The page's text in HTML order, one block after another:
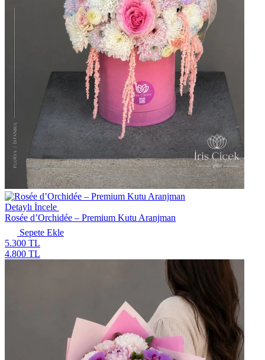
Detaylı İncele
Rosée d’Orchidée – Premium Kutu Aranjman
Sepete Ekle
5.300 TL
4.800 TL